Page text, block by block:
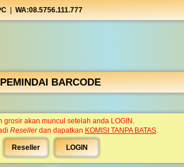
WA:08.5756.111.777
PEMINDAI BARCODE
grosir akan muncul setelah anda LOGIN.
Resellerdan dapatkan KOMISI TANPA BATAS.
Reseller LOGIN